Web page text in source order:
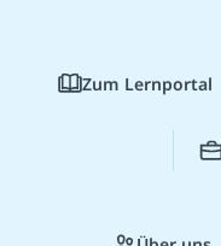
Zum Lernportal